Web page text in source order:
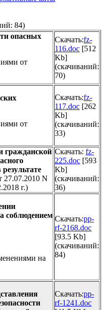
84)
опасных
от
Скачать:fz-
116.doc [512
Kb]
(cкачиваний:
70)
от
Скачать:fz-
117.doc [262
Kb]
(cкачиваний:
33)
гражданской
27.07.2010 N
г.)
Скачать: fz-
225.doc [593
Kb]
(cкачиваний:
36)
соблюдением
на
Скачать:pp-
rf-2168.doc
[93.5 Kb]
(cкачиваний:
84)
Скачать:pp-
rf-1241.doc